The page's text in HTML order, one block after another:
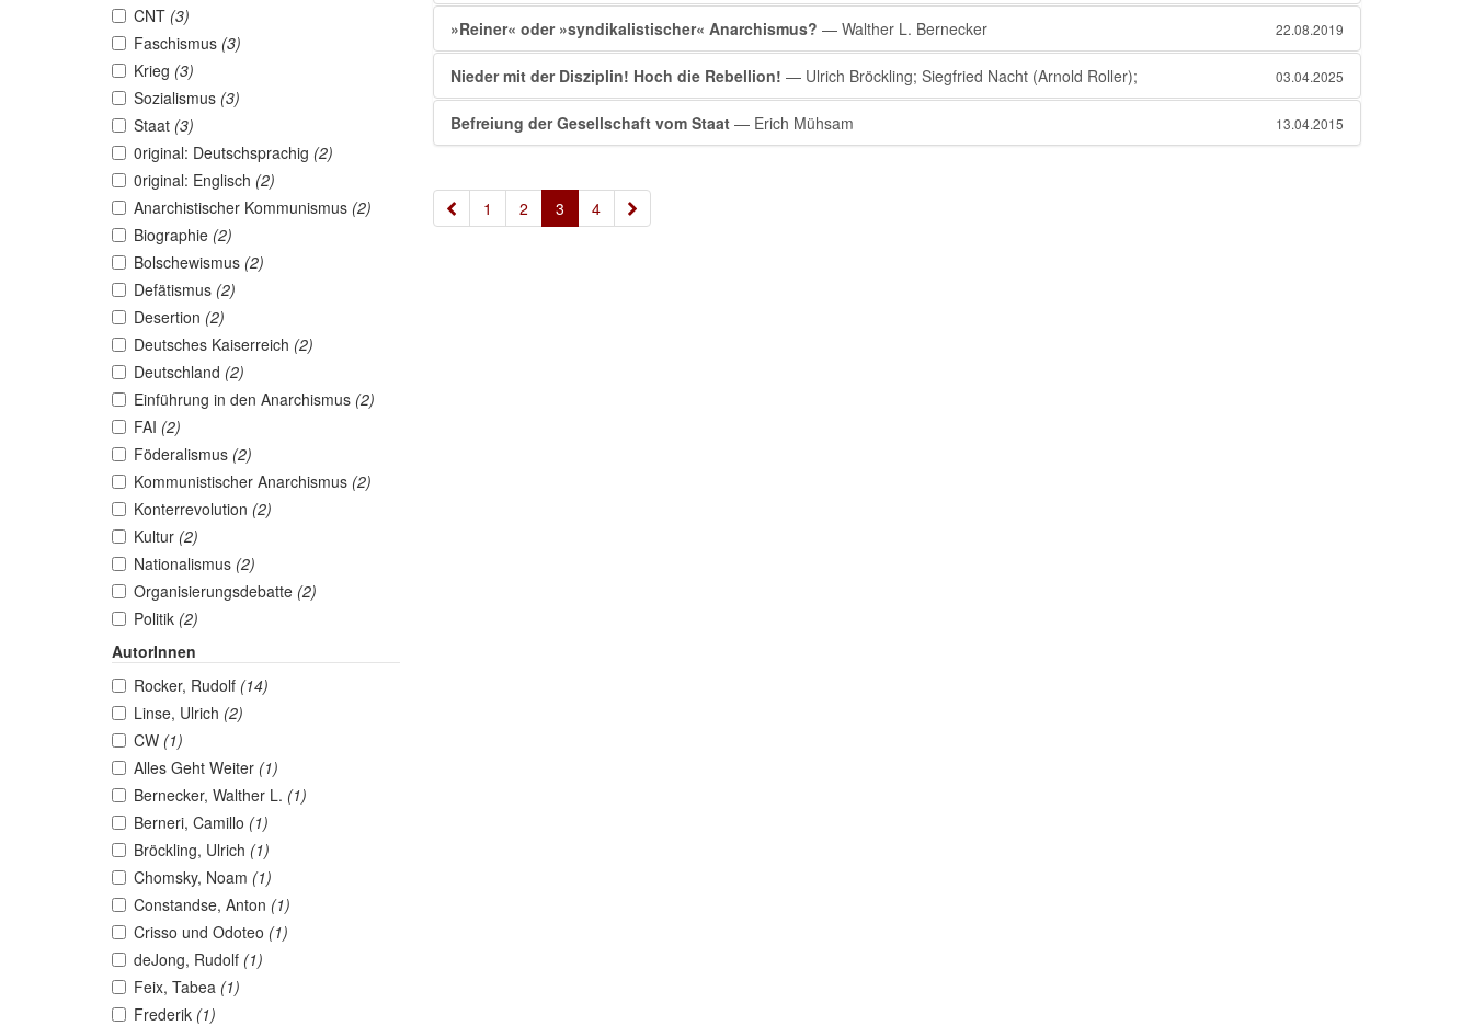
CNT (3)
Faschismus (3)
Krieg (3)
Sozialismus (3)
Staat (3)
0riginal: Deutschsprachig (2)
0riginal: Englisch (2)
Anarchistischer Kommunismus (2)
Biographie (2)
Bolschewismus (2)
Defätismus (2)
Desertion (2)
Deutsches Kaiserreich (2)
Deutschland (2)
Einführung in den Anarchismus (2)
FAI (2)
Föderalismus (2)
Kommunistischer Anarchismus (2)
Konterrevolution (2)
Kultur (2)
Nationalismus (2)
Organisierungsdebatte (2)
Politik (2)
AutorInnen
Rocker, Rudolf (14)
Linse, Ulrich (2)
CW (1)
Alles Geht Weiter (1)
Bernecker, Walther L. (1)
Berneri, Camillo (1)
Bröckling, Ulrich (1)
Chomsky, Noam (1)
Constandse, Anton (1)
Crisso und Odoteo (1)
deJong, Rudolf (1)
Feix, Tabea (1)
Frederik (1)
»Reiner« oder »syndikalistischer« Anarchismus? — Walther L. Bernecker 22.08.2019
Nieder mit der Disziplin! Hoch die Rebellion! — Ulrich Bröckling; Siegfried Nacht (Arnold Roller); 03.04.2025
Befreiung der Gesellschaft vom Staat— Erich Mühsam 13.04.2015
« 1 2 3 4 »